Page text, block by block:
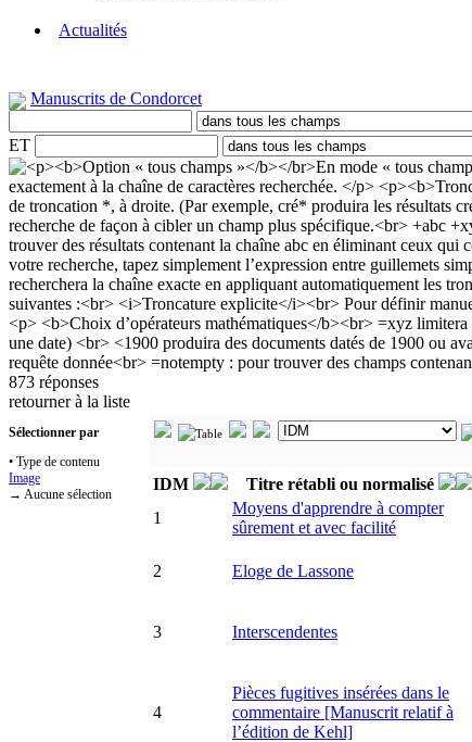
Actualités
Manuscrits de Condorcet
ET
873 réponses
retourner à la liste
Sélectionner par
• Type de contenu
Image
→ Aucune sélection
IDM Titre rétabli ou normalisé
1
Moyens d'apprendre à compter
sûrement et avec facilité
2 Eloge de Lassone
3 Interscendentes
4
Pièces fugitives insérées dans le
commentaire [Manuscrit relatif à
l’édition de Kehl]